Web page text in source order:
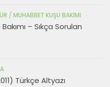
/ MUHABBET KUŞU BAKIMI
– Sıkça Sorulan
Türkçe Altyazı